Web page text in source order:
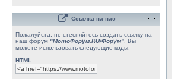
Ссылка на нас
Пожалуйста, не стесняйтесь создать ссылку на
наш форум "МотоФорум.RU/Форум" . Вы
можете использовать следующие коды:
HTML: